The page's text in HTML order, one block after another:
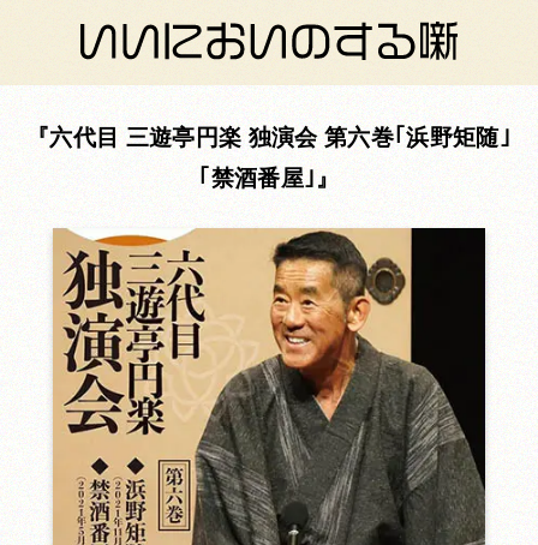
六代目 三遊亭円楽 独演会 第六巻｢浜野矩随｣
｢禁酒番屋｣